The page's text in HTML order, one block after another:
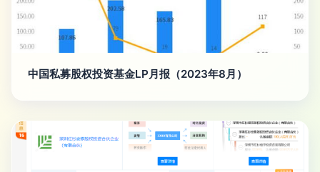
中国私募股权投资基金LP月报（2023年8月）